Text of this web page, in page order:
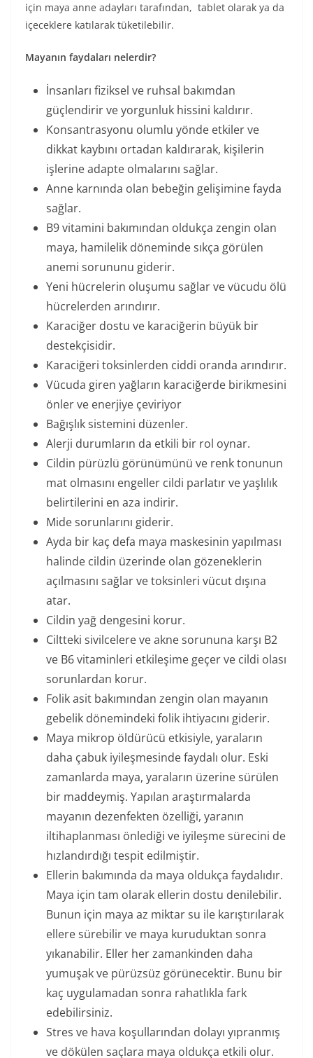
için maya anne adayları tarafından, tablet olarak ya da
içeceklere katılarak tüketilebilir.
Mayanın faydaları nelerdir?
İnsanları fiziksel ve ruhsal bakımdan
güçlendirir ve yorgunluk hissini kaldırır.
Konsantrasyonu olumlu yönde etkiler ve
dikkat kaybını ortadan kaldırarak, kişilerin
işlerine adapte olmalarını sağlar.
Anne karnında olan bebeğin gelişimine fayda
sağlar.
B9 vitamini bakımından oldukça zengin olan
maya, hamilelik döneminde sıkça görülen
anemi sorununu giderir.
Yeni hücrelerin oluşumu sağlar ve vücudu ölü
hücrelerden arındırır.
Karaciğer dostu ve karaciğerin büyük bir
destekçisidir.
Karaciğeri toksinlerden ciddi oranda arındırır.
Vücuda giren yağların karaciğerde birikmesini
önler ve enerjiye çeviriyor
Bağışlık sistemini düzenler.
Alerji durumların da etkili bir rol oynar.
Cildin pürüzlü görünümünü ve renk tonunun
mat olmasını engeller cildi parlatır ve yaşlılık
belirtilerini en aza indirir.
Mide sorunlarını giderir.
Ayda bir kaç defa maya maskesinin yapılması
halinde cildin üzerinde olan gözeneklerin
açılmasını sağlar ve toksinleri vücut dışına
atar.
Cildin yağ dengesini korur.
Ciltteki sivilcelere ve akne sorununa karşı B2
ve B6 vitaminleri etkileşime geçer ve cildi olası
sorunlardan korur.
Folik asit bakımından zengin olan mayanın
gebelik dönemindeki folik ihtiyacını giderir.
Maya mikrop öldürücü etkisiyle, yaraların
daha çabuk iyileşmesinde faydalı olur. Eski
zamanlarda maya, yaraların üzerine sürülen
bir maddeymiş. Yapılan araştırmalarda
mayanın dezenfekten özelliği, yaranın
iltihaplanması önlediği ve iyileşme sürecini de
hızlandırdığı tespit edilmiştir.
Ellerin bakımında da maya oldukça faydalıdır.
Maya için tam olarak ellerin dostu denilebilir.
Bunun için maya az miktar su ile karıştırılarak
ellere sürebilir ve maya kuruduktan sonra
yıkanabilir. Eller her zamankinden daha
yumuşak ve pürüzsüz görünecektir. Bunu bir
kaç uygulamadan sonra rahatlıkla fark
edebilirsiniz.
Stres ve hava koşullarından dolayı yıpranmış
ve dökülen saçlara maya oldukça etkili olur.